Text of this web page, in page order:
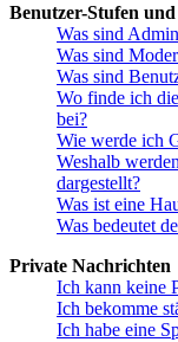
Benutzer-Stufen
Was sind
Was sind
Was sind
Wo finde ich
bei?
Wie werde ich
Weshalb
dargestellt?
Was ist eine
Was bedeutet
Private Nachrichten
Ich kann keine
Ich bekomme
Ich habe eine